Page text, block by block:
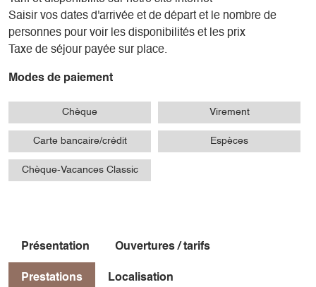
Saisir vos dates d'arrivée et de départ et le nombre de
personnes pour voir les disponibilités et les prix
Taxe de séjour payée sur place.
Modes de paiement
Chèque Virement
Carte bancaire/crédit Espèces
Chèque-Vacances Classic
Présentation Ouvertures / tarifs
Prestations Localisation